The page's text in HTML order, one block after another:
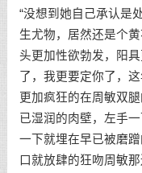
“没想到她自己承认是
生尤物，居然还是个
头更加性欲勃发，阳
了，我更要定你了，
更加疯狂的在周敏双
已湿润的肉壁，左手
一下就埋在早已被磨
口就放肆的狂吻周敏